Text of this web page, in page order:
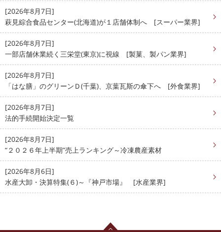
[2026年8月7日]
萩見綜合食品センター(北海道)が１店舗体制へ [スーパー業界]
[2026年8月7日]
一部店舗休業続く三栄堂(東京)に視線 [製菓、製パン業界]
[2026年8月7日]
「はな膳」のグリーンＤ(千葉)、京葉瓦斯の傘下へ [外食業界]
[2026年8月7日]
法的手続開始決定一覧
[2026年8月7日]
“２０２６年上半期”売上ランキング～冷凍農産素材
[2026年8月6日]
水産大卸・決算特集(６)～『神戸市場』 [水産業界]